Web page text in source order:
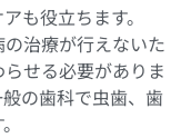
も役立ちます。
治療が行えないた
せる必要がありま
の歯科で虫歯、歯